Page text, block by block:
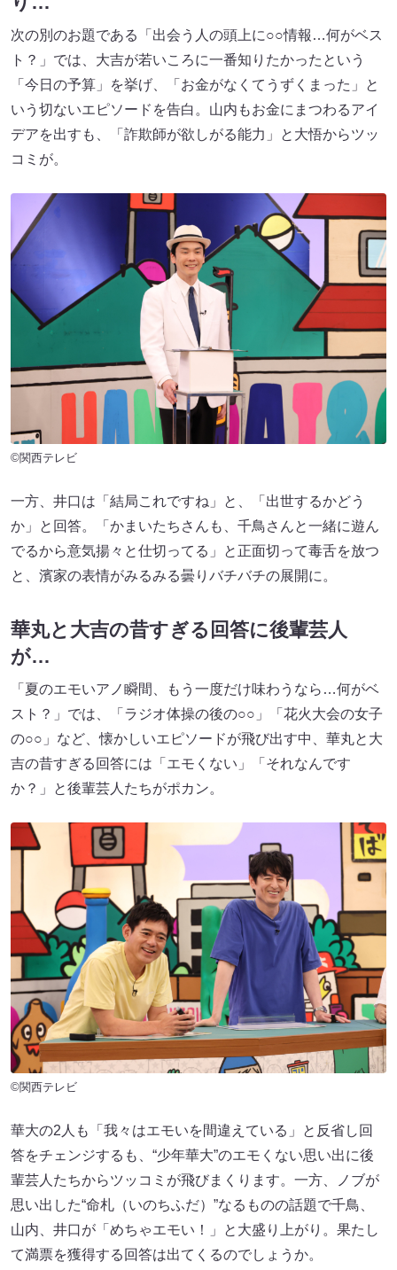
次の別のお題である「出会う人の頭上に○○情報…何がベス
ト？」では、大吉が若いころに一番知りたかったという
「今日の予算」を挙げ、「お金がなくてうずくまった」と
いう切ないエピソードを告白。山内もお金にまつわるアイ
デアを出すも、「詐欺師が欲しがる能力」と大悟からツッ
コミが。
©関西テレビ
一方、井口は「結局これですね」と、「出世するかどう
か」と回答。「かまいたちさんも、千鳥さんと一緒に遊ん
でるから意気揚々と仕切ってる」と正面切って毒舌を放つ
と、濱家の表情がみるみる曇りバチバチの展開に。
華丸と大吉の昔すぎる回答に後輩芸人
が…
「夏のエモいアノ瞬間、もう一度だけ味わうなら…何がベ
スト？」では、「ラジオ体操の後の○○」「花火大会の女子
の○○」など、懐かしいエピソードが飛び出す中、華丸と大
吉の昔すぎる回答には「エモくない」「それなんです
か？」と後輩芸人たちがポカン。
©関西テレビ
華大の2人も「我々はエモいを間違えている」と反省し回
答をチェンジするも、“少年華大”のエモくない思い出に後
輩芸人たちからツッコミが飛びまくります。一方、ノブが
思い出した“命札（いのちふだ）”なるものの話題で千鳥、
山内、井口が「めちゃエモい！」と大盛り上がり。果たし
て満票を獲得する回答は出てくるのでしょうか。